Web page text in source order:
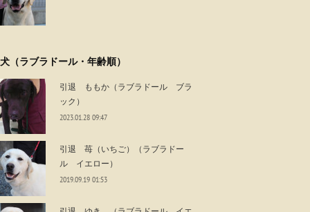
（ラブラドール・年齢順）
引退 ももか（ラブラドール ブラ
ック）
2023.01.28 09:47
引退 苺（いちご）（ラブラドー
ル イエロー）
2019.09.19 01:53